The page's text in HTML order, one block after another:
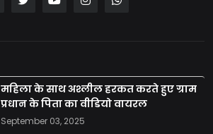
महिला के साथ अश्लील हरकत करते हुए ग्राम
प्रधान के पिता का वीडियो वायरल
September 03, 2025